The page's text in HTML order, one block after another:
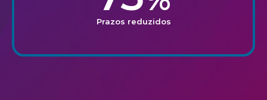
Prazos reduzidos